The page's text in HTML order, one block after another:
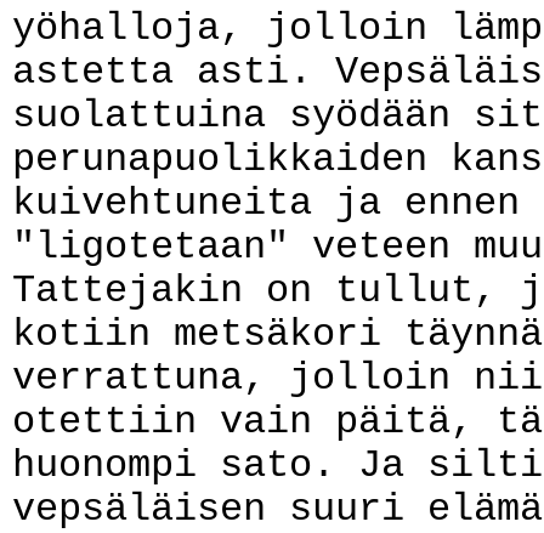
yöhalloja, jolloin
astetta asti.
suolattuina syödään
perunapuolikkaiden
kuivehtuneita ja ennen
"ligotetaan" veteen
Tattejakin on tullut,
kotiin metsäkori
verrattuna, jolloin
otettiin vain päitä,
huonompi sato. Ja
vepsäläisen suuri